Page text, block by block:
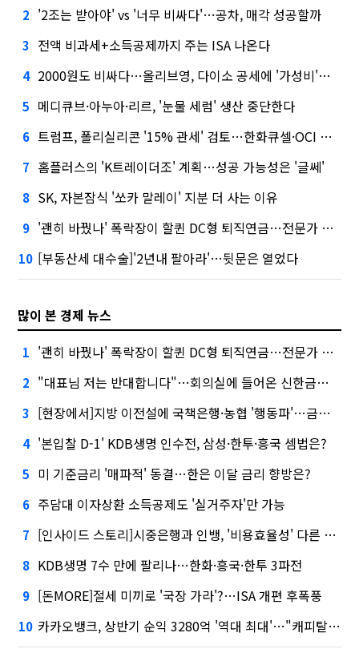
2 '2조는 받아야' vs '너무 비싸다'…공차, 매각 성공할까
3 전액 비과세+소득공제까지 주는 ISA 나온다
4 2000원도 비싸다…올리브영, 다이소 공세에 '가성비'로 맞불
5 메디큐브·아누아·리르, '눈물 세럼' 생산 중단한다
6 트럼프, 폴리실리콘 '15% 관세' 검토…한화큐셀·OCI 영향은?
7 홈플러스의 'K트레이더조' 계획…성공 가능성은 '글쎄'
8 SK, 자본잠식 '쏘카 말레이' 지분 더 사는 이유
9 '괜히 바꿨나' 폭락장이 할퀸 DC형 퇴직연금…전문가 조언은
10 [부동산세 대수술]'2년내 팔아라'…뒷문은 열었다
많이 본 경제 뉴스
1 '괜히 바꿨나' 폭락장이 할퀸 DC형 퇴직연금…전문가 조언은
2 "대표님 저는 반대합니다"…회의실에 들어온 신한금융 AI
3 [현장에서]지방 이전설에 국책은행·농협 '행동파'…금감원 '신중모드'
4 '본입찰 D-1' KDB생명 인수전, 삼성·한투·흥국 셈법은?
5 미 기준금리 '매파적' 동결…한은 이달 금리 향방은?
6 주담대 이자상환 소득공제도 '실거주자'만 가능
7 [인사이드 스토리]시중은행과 인뱅, '비용효율성' 다른 잣대 왜?
8 KDB생명 7수 만에 팔리나…한화·흥국·한투 3파전
9 [돈MORE]절세 미끼로 '국장 가라'?…ISA 개편 후폭풍
10 카카오뱅크, 상반기 순익 3280억 '역대 최대'…"캐피탈, 자산 1조원 이상"